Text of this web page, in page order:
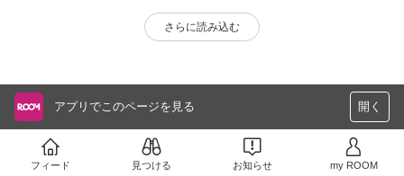
さらに読み込む
アプリでこのページを見る 開く
フィード 見つける お知らせ my ROOM